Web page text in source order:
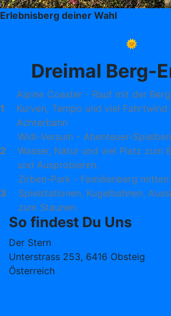
Erlebnisberg deiner Wahl
🌞
Dreimal Berg-
1
Alpine Coaster - Rauf mit der
Kurven, Tempo und viel
Achterbahn
2
Widi-Versum - Abenteuer-
Wasser, Natur und viel Platz zum
und Ausprobieren.
3
Zirben-Park - Familienberg
Spielstationen, Kugelbahnen,
zum Staunen.
So findest Du Uns
Der Stern
Unterstrass 253, 6416 Obsteig
Österreich